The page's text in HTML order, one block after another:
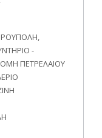
-
ΠΕΤΡΕΛΑΙΟΥ